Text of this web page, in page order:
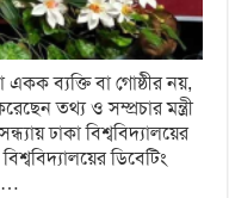
ব্যক্তি বা গোষ্ঠীর নয়,
তথ্য ও সম্প্রচার মন্ত্রী
ঢাকা বিশ্ববিদ্যালয়ের
ডিবেটিং
…